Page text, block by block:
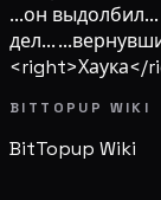
...он
дел...
<right>Хаука</
BITTOPUP WIKI
BitTopup Wiki